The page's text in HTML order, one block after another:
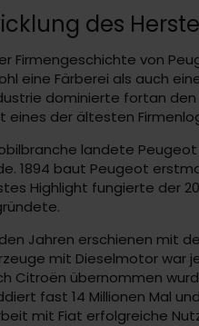
des
Firmengeschichte von
eine Färberei als auch
dominierte fortan
eines der ältesten
landete
1894 baut Peugeot
Highlight fungierte der
Jahren erschienen mit
mit Dieselmotor war
Citroën übernommen
fast 14 Millionen Mal
mit Fiat erfolgreiche